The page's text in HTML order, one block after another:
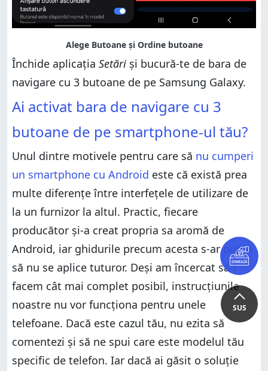
SUS
Închide aplicația Setări și bucură-te de bara de
navigare cu 3 butoane de pe Samsung Galaxy.
Ai activat bara de navigare cu 3
butoane de pe smartphone-ul tău?
Unul dintre motivele pentru care să nu cumperi
un smartphone cu Android este că există prea
multe diferențe între interfețele de utilizare de
la un furnizor la altul. Practic, fiecare
producător și-a creat propria sa aromă de
Android, iar ghidurile precum acesta s-ar putea
să nu se aplice tuturor. Deși am încercat să-l
facem cât mai complet posibil, instrucțiunile
noastre nu vor funcționa pentru unele
telefoane. Dacă este cazul tău, nu ezita să
comentezi și să ne spui care este modelul tău
specific de telefon. Iar dacă ai găsit o soluție